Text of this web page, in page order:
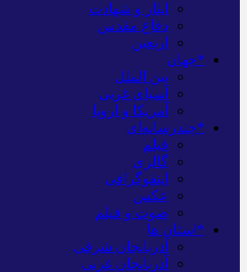
ایثار و شهادت
دفاع مقدس
اربعین
*جهان
بین الملل
آسیای غربی
آمریکا و اروپا
*چندرسانه‌ای
فیلم
گالری
اینفوگرافی
عکس
صوت و فیلم
*استان ها
آذربایجان شرقی
آذربایجان غربی